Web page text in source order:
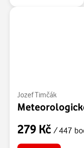
Jozef Timčák
279 Kč / 447